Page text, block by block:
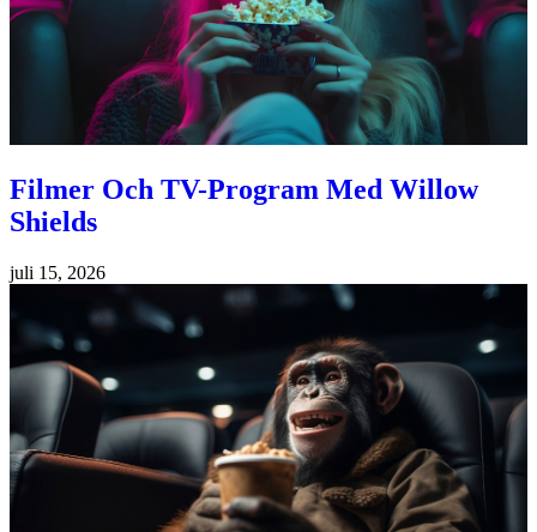
Filmer Och TV-Program Med Willow
Shields
juli 15, 2026